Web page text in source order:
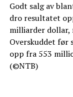
Godt salg av
dro resultatet
milliarder dollar,
Overskuddet før
opp fra 553
(©NTB)